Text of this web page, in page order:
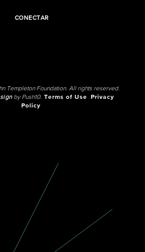
CONECTAR
Templeton Foundation. All rights reserved.
by Push10. Terms of Use
Privacy
Policy